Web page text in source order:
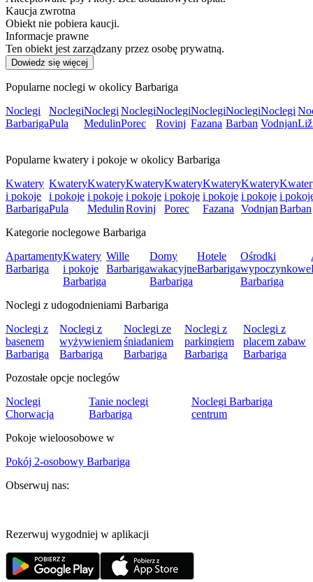
Kaucja zwrotna
Obiekt nie pobiera kaucji.
Informacje prawne
Ten obiekt jest zarządzany przez osobę prywatną.
Dowiedz się więcej
Popularne noclegi w okolicy Barbariga
Noclegi
Barbariga
Noclegi
Pula
Noclegi
Medulin
Noclegi
Porec
Noclegi
Rovinj
Noclegi
Fazana
Noclegi
Barban
Noclegi
Vodnjan
Popularne kwatery i pokoje w okolicy Barbariga
Kwatery
i pokoje
Barbariga
Kwatery
i pokoje
Pula
Kwatery
i pokoje
Medulin
Kwatery
i pokoje
Rovinj
Kwatery
i pokoje
Porec
Kwatery
i pokoje
Fazana
Kwatery
i pokoje
Vodnjan
i
Barban
Kategorie noclegowe Barbariga
Apartamenty
Barbariga
Kwatery
i pokoje
Barbariga
Wille
Barbariga
Domy
wakacyjne
Barbariga
Hotele
Barbariga
Ośrodki
wypoczynkowe
Barbariga
Noclegi z udogodnieniami Barbariga
Noclegi z
basenem
Barbariga
Noclegi z
wyżywieniem
Barbariga
Noclegi ze
śniadaniem
Barbariga
Noclegi z
parkingiem
Barbariga
Noclegi z
placem zabaw
Barbariga
Pozostałe opcje noclegów
Noclegi
Chorwacja
Tanie noclegi
Barbariga
Noclegi Barbariga
centrum
Pokoje wieloosobowe w
Pokój 2-osobowy Barbariga
Obserwuj nas:
Rezerwuj wygodniej w aplikacji